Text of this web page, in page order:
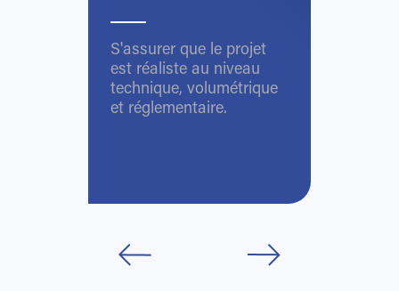
S'assurer que le projet
est réaliste au niveau
technique, volumétrique
et réglementaire.